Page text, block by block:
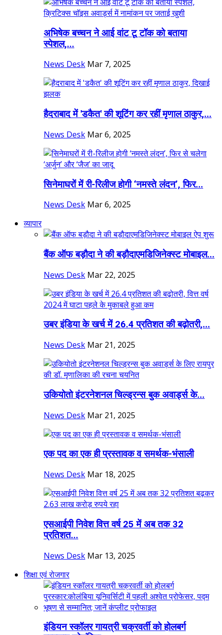
अभिषेक बच्चन ने आई वांट टू टॉक को बताया
स्पेशल,...
News Desk Mar 7, 2025
हैदराबाद में 'डकैत' की शूटिंग कर रहीं मृणाल ठाकुर,...
News Desk Mar 6, 2025
सिनेमाघरों में री-रिलीज होगी ‘नमस्ते लंदन’, फिर...
News Desk Mar 6, 2025
व्यापार
बैंक ऑफ बड़ौदा ने की बड़ौदाएमडिजिनेक्स्ट मोबाइल...
News Desk Mar 22, 2025
उबर इंडिया के खर्च में 26.4 प्रतिशत की बढ़ोतरी,...
News Desk Mar 21, 2025
उकियोतो इंटरनेशनल चिल्ड्रन्स बुक अवार्ड्स के...
News Desk Mar 21, 2025
एक पद का एक ही प्रस्तावक व समर्थक-भंसाली
News Desk Mar 18, 2025
एसआईपी निवेश वित्त वर्ष 25 में अब तक 32
प्रतिशत...
News Desk Mar 13, 2025
शिक्षा एवं रोजगार
इंडियन स्कॉलर गायत्री चक्रवर्ती को होलबर्ग